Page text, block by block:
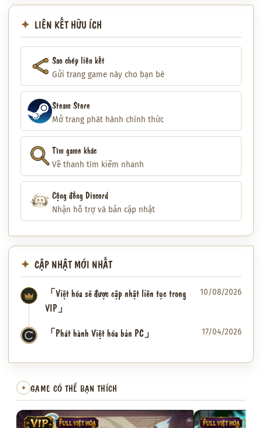
LIÊN KẾT HỮU ÍCH
Sao chép liên kết
Gửi trang game này cho bạn bè
Steam Store
Mở trang phát hành chính thức
Tìm game khác
Về thanh tìm kiếm nhanh
Cộng đồng Discord
Nhận hỗ trợ và bản cập nhật
CẬP NHẬT MỚI NHẤT
「Việt hóa sẽ được cập nhật liên tục trong
VIP」
10/08/2026
✦ 「Phát hành Việt hóa bản PC」 17/04/2026
✦ GAME CÓ THỂ BẠN THÍCH
VIP FULL VIỆT HÓA FULL VIỆT HÓAVIP